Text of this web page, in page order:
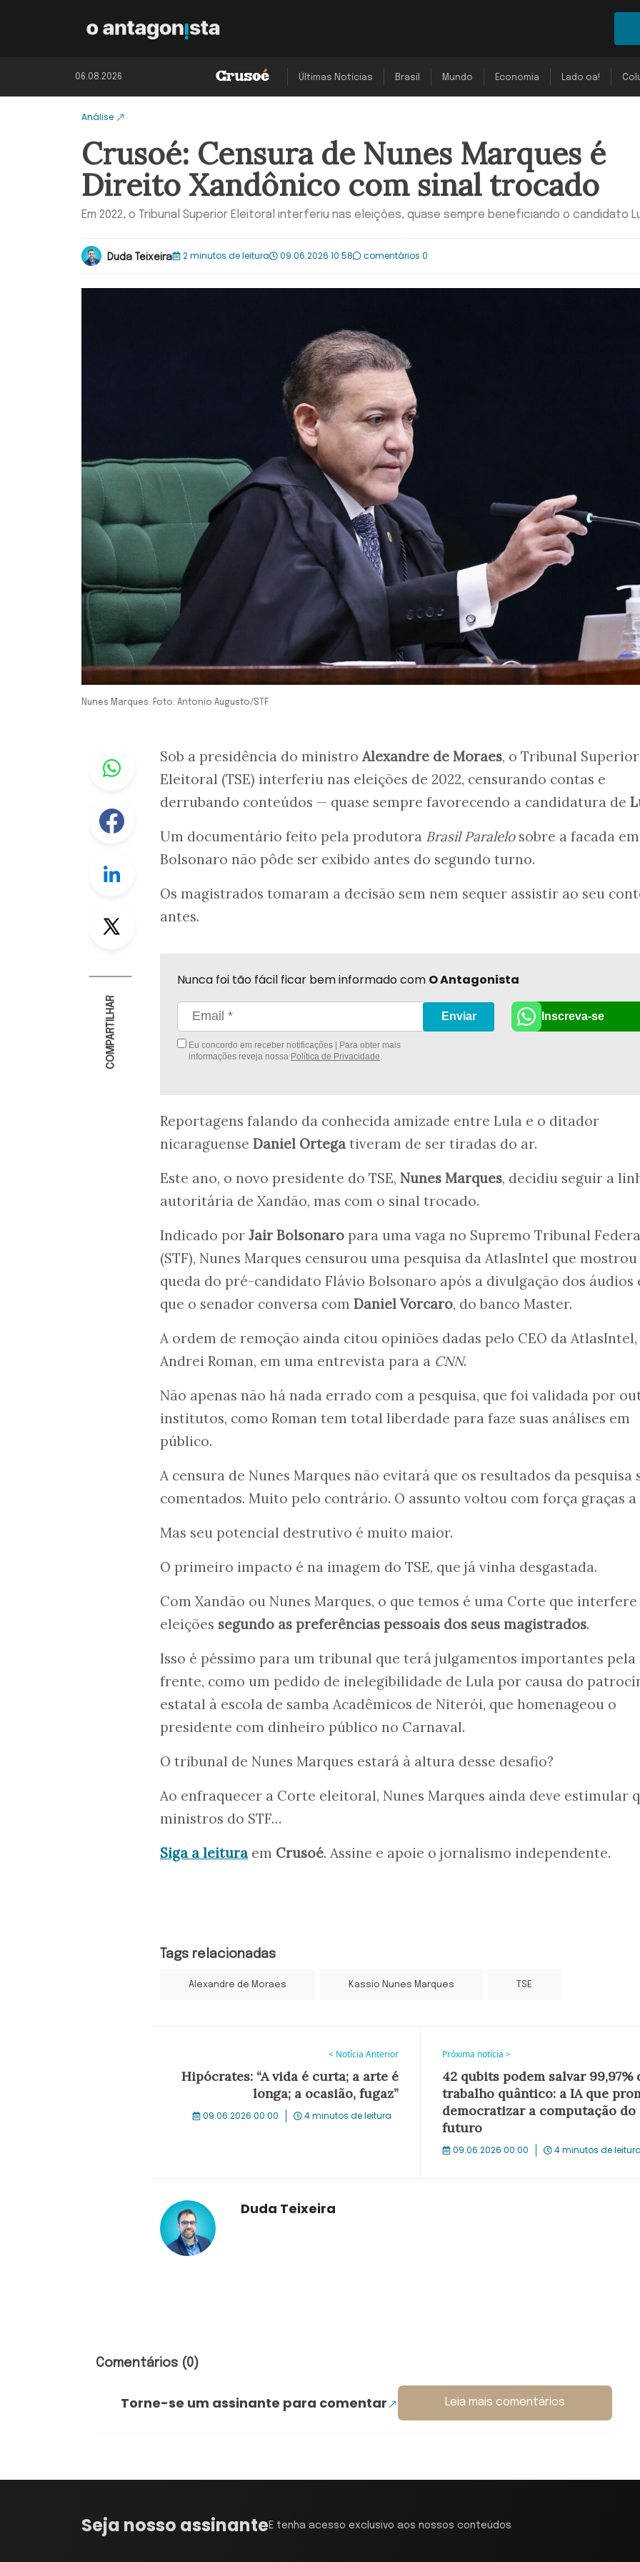
06.08.2026 Últimas Notícias Brasil Mundo Economia Lado oa!
Análise
Crusoé: Censura de Nunes Marques é
Direito Xandônico com sinal trocado
Em 2022, o Tribunal Superior Eleitoral interferiu nas eleições, quase sempre beneficiando o candidato
Duda Teixeira 2 minutos de leitura 09.06.2026 10:58 comentários 0
Nunes Marques. Foto: Antonio Augusto/STF
Whastapp
Facebook
Linkedin
Twitter
COMPARTILHAR
Sob a presidência do ministro Alexandre de Moraes, o Tribunal Superior
Eleitoral (TSE) interferiu nas eleições de 2022, censurando contas e
derrubando conteúdos — quase sempre favorecendo a candidatura de
Um documentário feito pela produtora Brasil Paralelosobre a facada
Bolsonaro não pôde ser exibido antes do segundo turno.
Os magistrados tomaram a decisão sem nem sequer assistir ao seu
antes.
Nunca foi tão fácil ficar bem informado com O Antagonista
Eu concordo em receber notificações | Para obter mais
informações reveja nossa Política de Privacidade
Enviar Inscreva-se
Reportagens falando da conhecida amizade entre Lula e o ditador
nicaraguense Daniel Ortega tiveram de ser tiradas do ar.
Este ano, o novo presidente do TSE, Nunes Marques, decidiu seguir a
autoritária de Xandão, mas com o sinal trocado.
Indicado por Jair Bolsonaro para uma vaga no Supremo Tribunal
(STF), Nunes Marques censurou uma pesquisa da AtlasIntel que mostrou
queda do pré-candidato Flávio Bolsonaro após a divulgação dos áudios
que o senador conversa com Daniel Vorcaro, do banco Master.
A ordem de remoção ainda citou opiniões dadas pelo CEO da AtlasIntel,
Andrei Roman, em uma entrevista para a CNN.
Não apenas não há nada errado com a pesquisa, que foi validada por
institutos, como Roman tem total liberdade para faze suas análises em
público.
A censura de Nunes Marques não evitará que os resultados da pesquisa
comentados. Muito pelo contrário. O assunto voltou com força graças a
Mas seu potencial destrutivo é muito maior.
O primeiro impacto é na imagem do TSE, que já vinha desgastada.
Com Xandão ou Nunes Marques, o que temos é uma Corte que interfere
eleições segundo as preferências pessoais dos seus magistrados.
Isso é péssimo para um tribunal que terá julgamentos importantes pela
frente, como um pedido de inelegibilidade de Lula por causa do
estatal à escola de samba Acadêmicos de Niterói, que homenageou o
presidente com dinheiro público no Carnaval.
O tribunal de Nunes Marques estará à altura desse desafio?
Ao enfraquecer a Corte eleitoral, Nunes Marques ainda deve estimular
ministros do STF…
Siga a leitura em Crusoé. Assine e apoie o jornalismo independente.
Tags relacionadas
Alexandre de Moraes Kassio Nunes Marques TSE
< Notícia Anterior
Hipócrates: “A vida é curta; a arte é
longa; a ocasião, fugaz”
09.06.2026 00:00 4 minutos de leitura
Próxima notícia >
42 qubits podem salvar 99,97%
trabalho quântico: a IA que
democratizar a computação do
futuro
09.06.2026 00:00 4 minutos de leitura
Duda Teixeira
Comentários (0)
Torne-se um assinante para comentar Leia mais comentários
Seja nosso assinanteE tenha acesso exclusivo aos nossos conteúdos